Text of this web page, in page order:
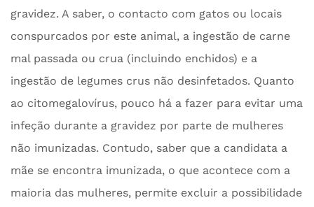
gravidez. A saber, o contacto com gatos ou locais
conspurcados por este animal, a ingestão de carne
mal passada ou crua (incluindo enchidos) e a
ingestão de legumes crus não desinfetados. Quanto
ao citomegalovírus, pouco há a fazer para evitar uma
infeção durante a gravidez por parte de mulheres
não imunizadas. Contudo, saber que a candidata a
mãe se encontra imunizada, o que acontece com a
maioria das mulheres, permite excluir a possibilidade